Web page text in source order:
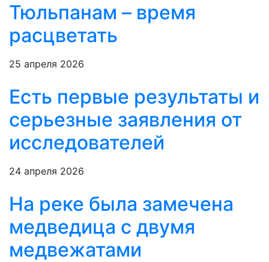
Тюльпанам – время
расцветать
25 апреля 2026
Есть первые результаты и
серьезные заявления от
исследователей
24 апреля 2026
На реке была замечена
медведица с двумя
медвежатами